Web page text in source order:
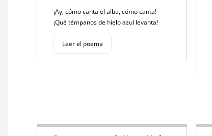
¡Ay, cómo canta el alba, cómo canta!
¡Qué témpanos de hielo azul levanta!
Leer el poema